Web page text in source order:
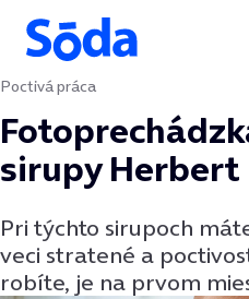
Preskočiť na obsah
Poctivá práca
sirupy Herbert
Pri týchto sirupoch
veci stratené a
robíte, je na prvom